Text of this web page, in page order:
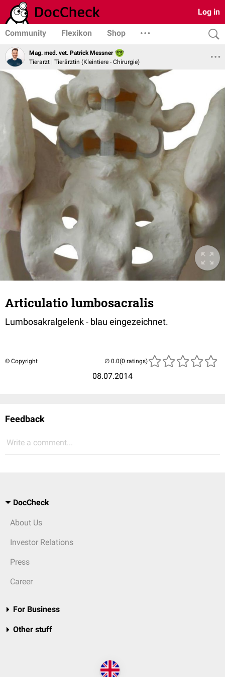
Log in
Community Flexikon Shop
Mag. med. vet. Patrick Messner
Tierarzt | Tierärztin (Kleintiere - Chirurgie)
Articulatio lumbosacralis
Lumbosakralgelenk - blau eingezeichnet.
© Copyright
08.07.2014
(0 ratings)
Feedback
Write a comment...
DocCheck
About Us
Investor Relations
Press
Career
For Business
Other stuff